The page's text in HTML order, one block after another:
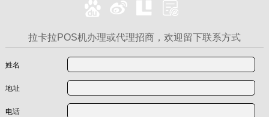
拉卡拉POS机办理或代理招商，欢迎留下联系方式
姓名
地址
电话